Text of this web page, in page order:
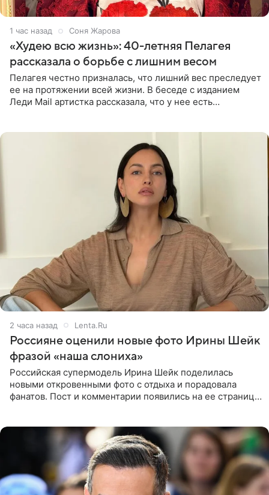
1 час назад Соня Жарова
«Худею всю жизнь»: 40-летняя Пелагея
рассказала о борьбе с лишним весом
Пелагея честно призналась, что лишний вес преследует
ее на протяжении всей жизни. В беседе с изданием
Леди Mail артистка рассказала, что у нее есть
2 часа назад Lenta.Ru
Россияне оценили новые фото Ирины Шейк
фразой «наша слониха»
Российская супермодель Ирина Шейк поделилась
новыми откровенными фото с отдыха и порадовала
фанатов. Пост и комментарии появились на ее странице